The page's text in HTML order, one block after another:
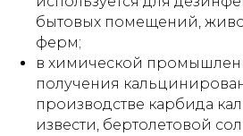
бытовых помещений,
ферм;
в химической
получения
производстве карбида
извести, бертолетовой